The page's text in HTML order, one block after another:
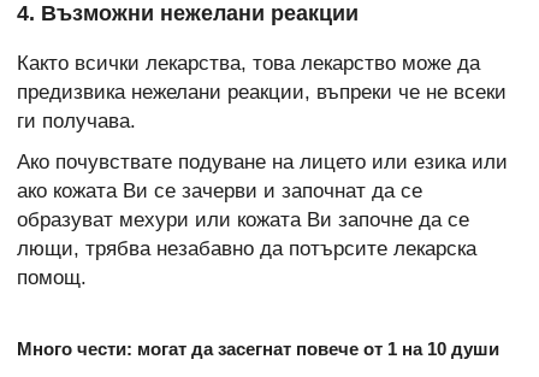
4. Възможни нежелани реакции
Както всички лекарства, това лекарство може да
предизвика нежелани реакции, въпреки че не всеки
ги получава.
Ако почувствате подуване на лицето или езика или
ако кожата Ви се зачерви и започнат да се
образуват мехури или кожата Ви започне да се
лющи, трябва незабавно да потърсите лекарска
помощ.
Много чести: могат да засегнат повече от 1 на 10 души